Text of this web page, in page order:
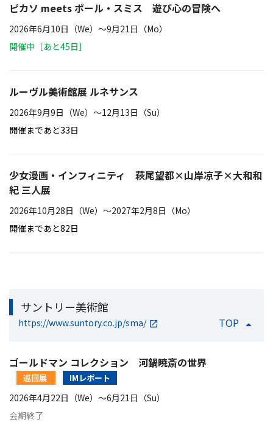
ピカソ meets ポール・スミス 遊び心の冒険へ
2026年6月10日（We）〜9月21日（Mo）
開催中［あと45日］
ルーヴル美術館展 ルネサンス
2026年9月9日（We）〜12月13日（Su）
開催まであと33日
少女漫画・インフィニティ 萩尾望都×山岸凉子×大和和
紀 三人展
2026年10月28日（We）〜2027年2月8日（Mo）
開催まであと82日
サントリー美術館
https://www.suntory.co.jp/sma/ TOP
ゴールドマン コレクション 河鍋暁斎の世界
巡回展 IMレポート
2026年4月22日（We）〜6月21日（Su）
会期終了